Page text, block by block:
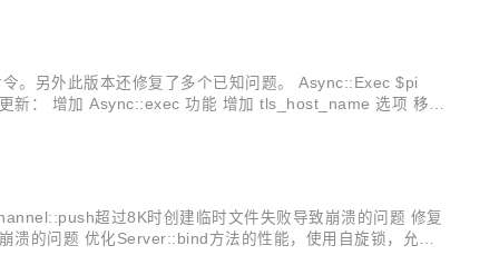
。另外此版本还修复了多个已知问题。 Async::Exec $pi
超过8K时创建临时文件失败导致崩溃的问题 修复
的问题 优化Server::bind方法的性能，使用自旋锁，允许